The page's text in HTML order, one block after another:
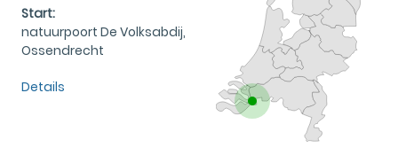
Start:
natuurpoort De Volksabdij,
Ossendrecht
Details